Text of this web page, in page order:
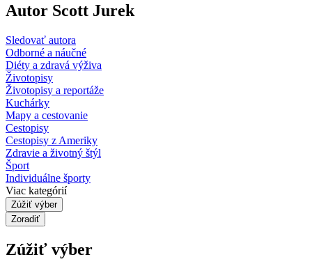
Autor Scott Jurek
Sledovať autora
Odborné a náučné
Diéty a zdravá výživa
Životopisy
Životopisy a reportáže
Kuchárky
Mapy a cestovanie
Cestopisy
Cestopisy z Ameriky
Zdravie a životný štýl
Šport
Individuálne športy
Viac kategórií
Zúžiť výber
Zoradiť
Zúžiť výber